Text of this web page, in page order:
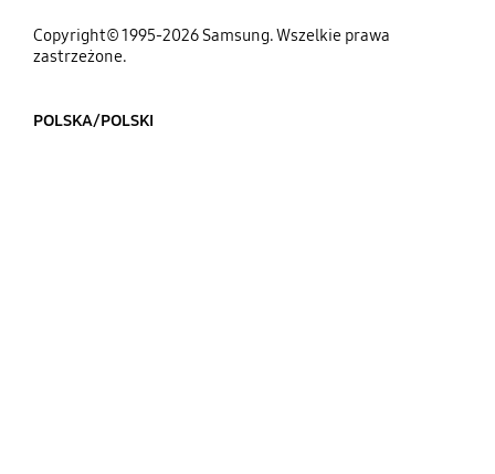
Copyright© 1995-2026 Samsung. Wszelkie prawa
zastrzeżone.
POLSKA/POLSKI